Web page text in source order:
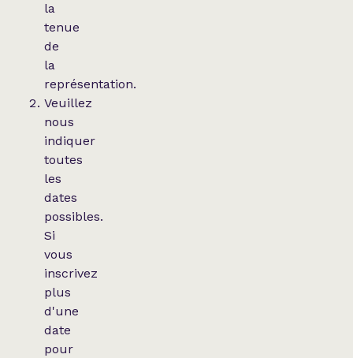
la
tenue
de
la
représentation.
Veuillez
nous
indiquer
toutes
les
dates
possibles.
Si
vous
inscrivez
plus
d'une
date
pour